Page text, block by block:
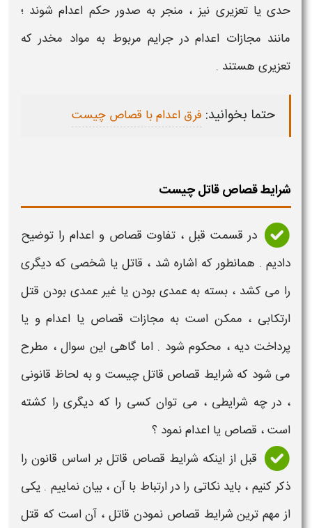
حدی یا تعزیری نیز ، منجر به صدورحکم اعدام شوند ؛
مانند مجازات اعدام در جرایم مربوط به مواد مخدر که
تعزیری هستند .
حتما بخوانید: فرق اعدام با قصاص چیست
شرایط قصاص قاتل چیست
در قسمت قبل ، تفاوت قصاص و اعدام را توضیح
دادیم . همانطور که اشاره شد ، قاتلیا شخصی که دیگری
را می کشد ، بسته به عمدی بودن یا غیر عمدی بودن قتل
ارتکابی ، ممکن است به مجازات قصاص یا اعدامو یا
پرداخت دیه، محکوم شود . اما گاهی این سوال ، مطرح
می شود که شرایط قصاص قاتل چیست و به لحاظ قانونی
، در چه شرایطی، می توان کسی را که دیگری را کشته
است ، قصاص یا اعدامنمود ؟
قبل از اینکه شرایط قصاص قاتلبر اساس قانون را
ذکر کنیم ، باید نکاتی را در ارتباط با آن ، بیان نماییم . یکی
از مهم ترین شرایط قصاص نمودن قاتل، آن است که قتل